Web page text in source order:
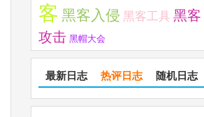
客 黑客入侵 黑客工具 黑客
攻击 黑帽大会
最新日志 热评日志 随机日志